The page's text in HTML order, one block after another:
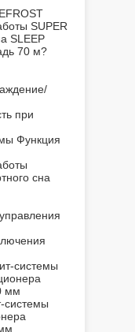
SUPER
SLEEP
70 м?
при
Функция
сна
системы
мм
системы